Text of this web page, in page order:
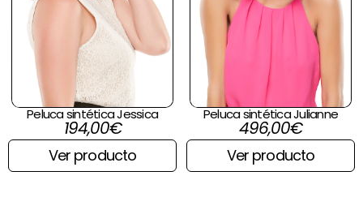
Peluca sintética Jessica
194,00€
Ver producto
Peluca sintética Julianne
496,00€
Ver producto